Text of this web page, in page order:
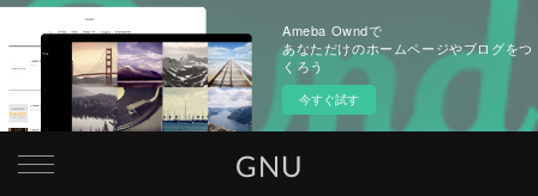
Ameba Owndで
あなただけのホームページやブログをつ
くろう
今すぐ試す
GNU